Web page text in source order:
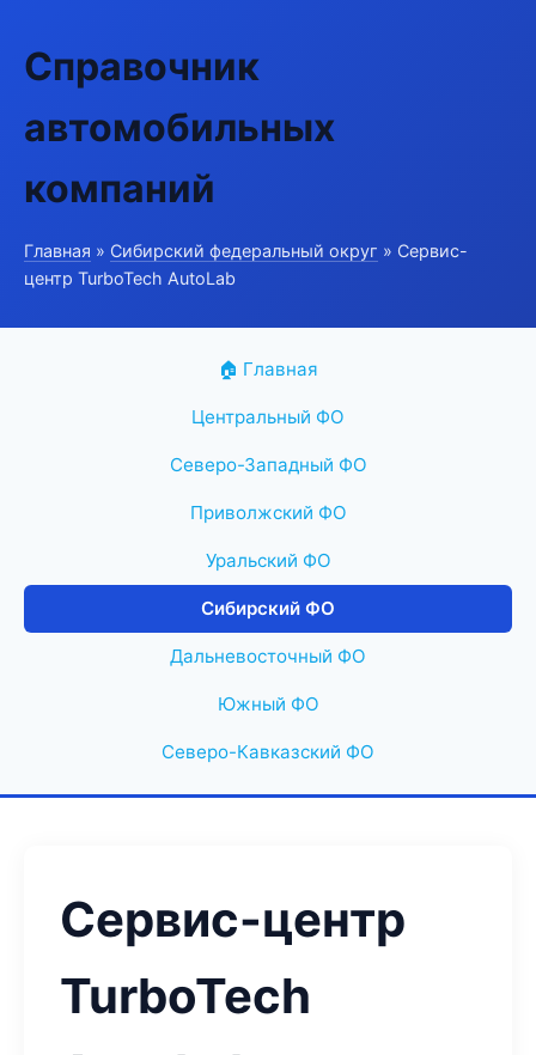
Справочник
автомобильных
компаний
Главная » Сибирский федеральный округ » Сервис-
центр TurboTech AutoLab
🏠 Главная
Центральный ФО
Северо-Западный ФО
Приволжский ФО
Уральский ФО
Сибирский ФО
Дальневосточный ФО
Южный ФО
Северо-Кавказский ФО
Сервис-центр
TurboTech